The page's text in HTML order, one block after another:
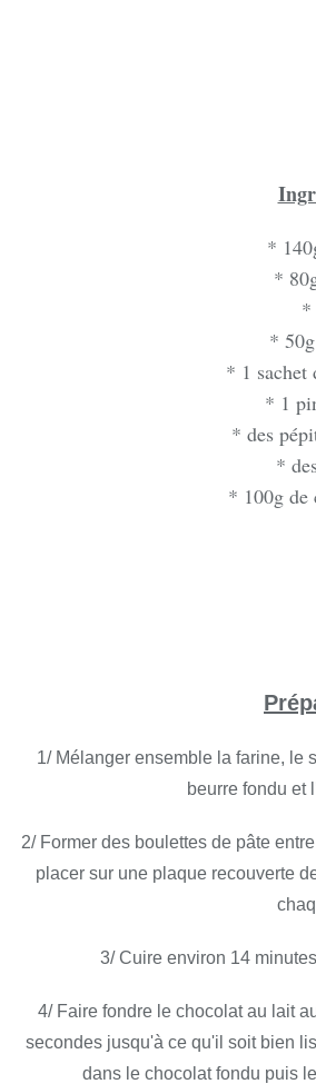
*
*
*
*
* 1 sachet
* 1
* des
*
* 100g de
1/ Mélanger ensemble la farine, le
beurre fondu et
2/ Former des boulettes de pâte
placer sur une plaque recouverte
3/ Cuire environ 14
4/ Faire fondre le chocolat au lait
secondes jusqu'à ce qu'il soit bien
dans le chocolat fondu puis